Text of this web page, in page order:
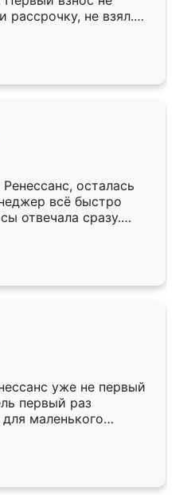
рассрочку, не взял.
сборщик с прямыми
адекватно.
осталась
всё быстро
отвечала сразу.
подошёл к
Собрали
аккуратно, даже
уже не первый
первый раз
маленького
,во второй раз
качеству очень
быстрая,